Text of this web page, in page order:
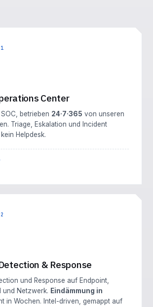
Center
betrieben 24·7·365 von unseren
Triage, Eskalation und Incident
Helpdesk.
& Response
und Response auf Endpoint,
und Netzwerk. Eindämmung in
in Wochen. Intel-driven, gemappt auf